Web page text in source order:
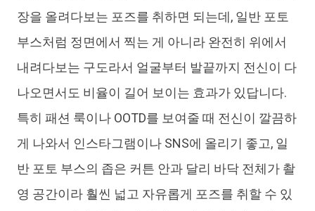
장을 올려다보는 포즈를 취하면 되는데, 일반 포토
부스처럼 정면에서 찍는 게 아니라 완전히 위에서
내려다보는 구도라서 얼굴부터 발끝까지 전신이 다
나오면서도 비율이 길어 보이는 효과가 있답니다.
특히 패션 룩이나 OOTD를 보여줄 때 전신이 깔끔하
게 나와서 인스타그램이나 SNS에 올리기 좋고, 일
반 포토 부스의 좁은 커튼 안과 달리 바닥 전체가 촬
영 공간이라 훨씬 넓고 자유롭게 포즈를 취할 수 있